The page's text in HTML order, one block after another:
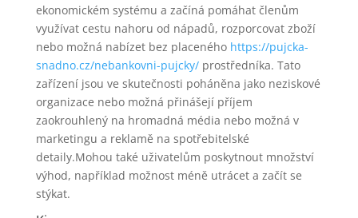
ekonomickém systému a začíná pomáhat členům
využívat cestu nahoru od nápadů, rozporcovat zboží
nebo možná nabízet bez placeného https://pujcka-
snadno.cz/nebankovni-pujcky/prostředníka. Tato
zařízení jsou ve skutečnosti poháněna jako neziskové
organizace nebo možná přinášejí příjem
zaokrouhlený na hromadná média nebo možná v
marketingu a reklamě na spotřebitelské
detaily.Mohou také uživatelům poskytnout množství
výhod, například možnost méně utrácet a začít se
stýkat.